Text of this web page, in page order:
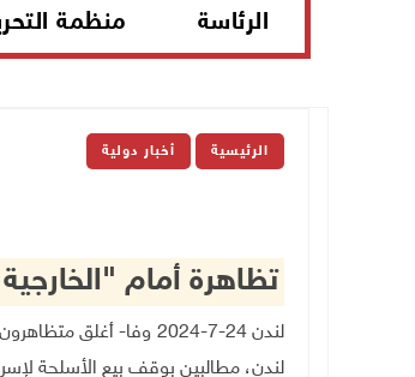
الرئاسة منظمة
الرئيسية أخبار دولية
تظاهرة أمام
لندن 24-7-2024 وفا-
لندن، مطالبين بوقف بيع الأسلحة